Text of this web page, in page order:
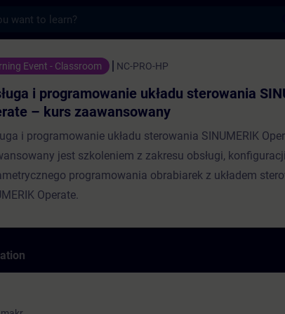
układu sterowania
Event - Classroom NC-PRO-HP
i programowanie układu sterowania
– kurs zaawansowany
i programowanie układu sterowania SINUMERIK
jest szkoleniem z zakresu obsługi, konfiguracji
programowania obrabiarek z układem
Operate.